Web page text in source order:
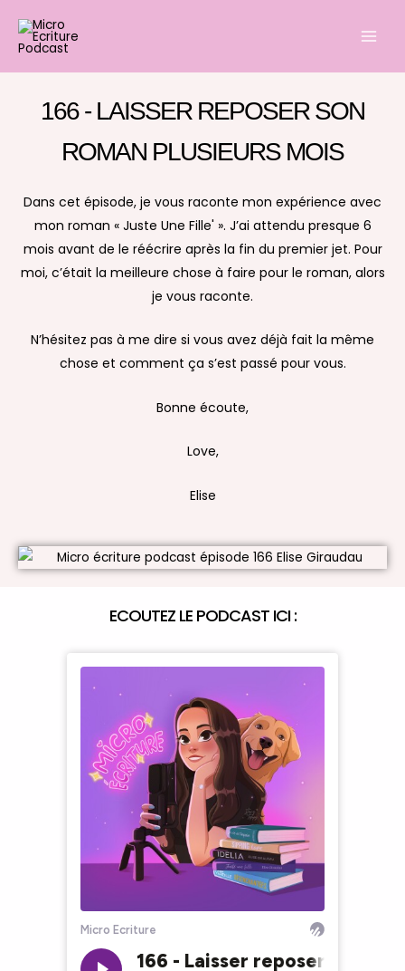
contenu
166 - LAISSER REPOSER SON
ROMAN PLUSIEURS MOIS
Dans cet épisode, je vous raconte mon expérience avec
mon roman « Juste Une Fille' ». J’ai attendu presque 6
mois avant de le réécrire après la fin du premier jet. Pour
moi, c’était la meilleure chose à faire pour le roman, alors
je vous raconte.
N’hésitez pas à me dire si vous avez déjà fait la même
chose et comment ça s’est passé pour vous.
Bonne écoute,
Love,
Elise
ECOUTEZ LE PODCAST ICI :